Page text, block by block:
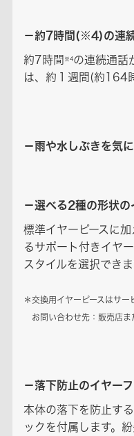
－約7時間(※4)の連
約7時間 ※4の連続通話
は、約１週間(約164
－雨や水しぶきを気
－選べる2種の形状の
標準イヤーピースに
るサポート付きイヤ
スタイルを選択できま
＊交換用イヤーピースはサー
お問い合わせ先：販売店ま
－落下防止のイヤー
本体の落下を防止す
ックを付属します。